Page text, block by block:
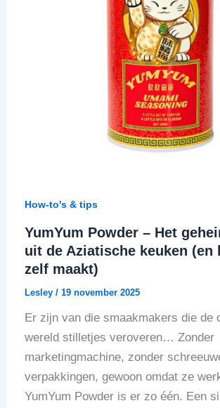
How-to's & tips
YumYum Powder – Het
uit de Aziatische keuken (en
zelf maakt)
Lesley / 19 november 2025
Er zijn van die smaakmakers die de
wereld stilletjes veroveren… Zonder
marketingmachine, zonder
verpakkingen, gewoon omdat ze
YumYum Powder is er zo één. Een